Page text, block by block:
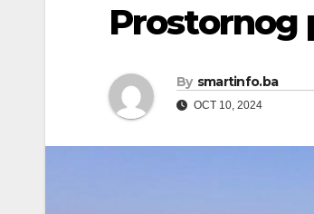
Prostornog
By smartinfo.ba
OCT 10, 2024